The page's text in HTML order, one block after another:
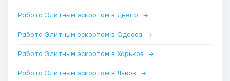
Работа Элитным эскортом в Днепр →
Работа Элитным эскортом в Одесса →
Работа Элитным эскортом в Харьков →
Работа Элитным эскортом в Львов →